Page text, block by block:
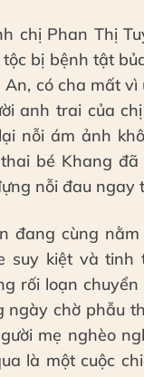
chị Phan Thị
bị bệnh tật
có cha mất
anh trai của
nỗi ám ảnh
bé Khang
nỗi đau ngay
đang cùng
suy kiệt và tinh
rối loạn
ngày chờ phẫu
mẹ nghèo
là một cuộc